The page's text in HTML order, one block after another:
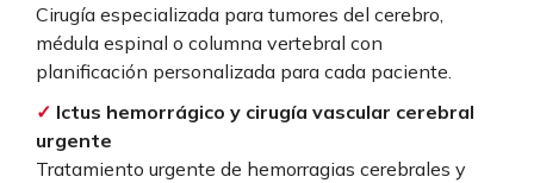
Cirugía especializada para tumores del cerebro,
médula espinal o columna vertebral con
planificación personalizada para cada paciente.
✓ Ictus hemorrágico y cirugía vascular cerebral
urgente
Tratamiento urgente de hemorragias cerebrales y